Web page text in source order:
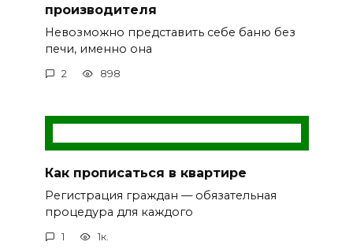
производителя
Невозможно представить себе баню без
печи, именно она
2 898
Как прописаться в квартире
Регистрация граждан — обязательная
процедура для каждого
1 1к.